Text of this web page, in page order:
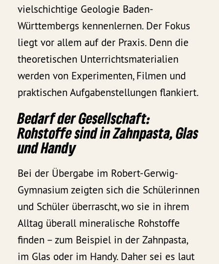
vielschichtige Geologie Baden-
Württembergs kennenlernen. Der Fokus
liegt vor allem auf der Praxis. Denn die
theoretischen Unterrichtsmaterialien
werden von Experimenten, Filmen und
praktischen Aufgabenstellungen flankiert.
Bedarf der Gesellschaft:
Rohstoffe sind in Zahnpasta, Glas
und Handy
Bei der Übergabe im Robert-Gerwig-
Gymnasium zeigten sich die Schülerinnen
und Schüler überrascht, wo sie in ihrem
Alltag überall mineralische Rohstoffe
finden – zum Beispiel in der Zahnpasta,
im Glas oder im Handy. Daher sei es laut